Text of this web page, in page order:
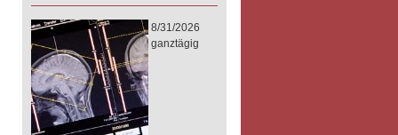
8/31/2026
ganztägig